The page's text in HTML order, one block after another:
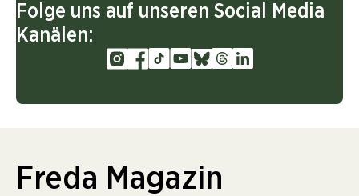
Folge uns auf unseren Social Media
Kanälen:
Freda Magazin